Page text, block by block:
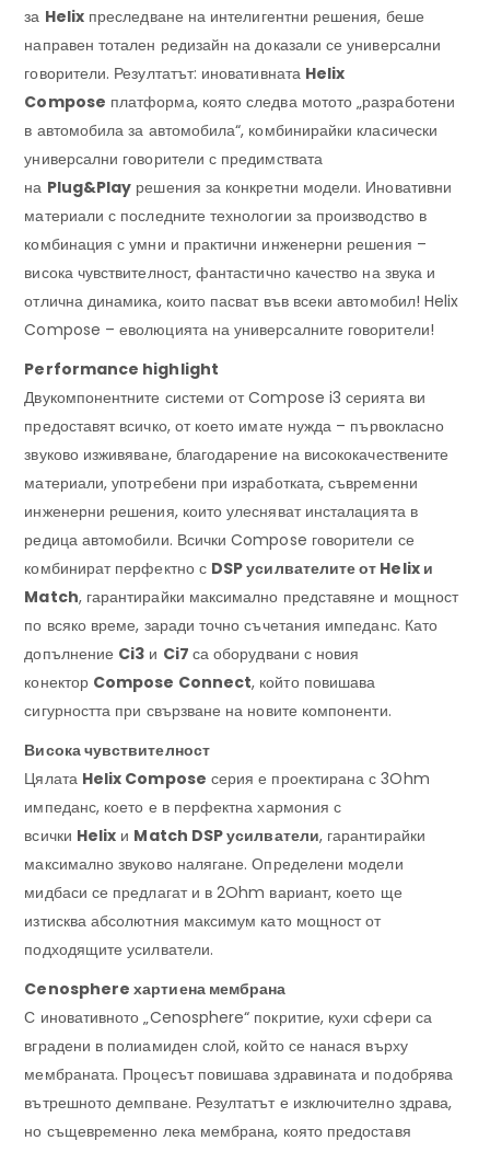
за Helixпреследване на интелигентни решения, беше
направен тотален редизайн на доказали се универсални
говорители. Резултатът: иновативната Helix
Compose платформа, която следва мотото „разработени
в автомобила за автомобила“, комбинирайки класически
универсални говорители с предимствата
на Plug&Play решения за конкретни модели. Иновативни
материали с последните технологии за производство в
комбинация с умни и практични инженерни решения –
висока чувствителност, фантастично качество на звука и
отлична динамика, които пасват във всеки автомобил! Helix
Compose – еволюцията на универсалните говорители!
Performance highlight
Двукомпонентните системи от Compose i3 серията ви
предоставят всичко, от което имате нужда – първокласно
звуково изживяване, благодарение на висококачествените
материали, употребени при изработката, съвременни
инженерни решения, които улесняват инсталацията в
редица автомобили. Всички Compose говорители се
комбинират перфектно с DSP усилвателите от Helix и
Match, гарантирайки максимално представяне и мощност
по всяко време, заради точно съчетания импеданс. Като
допълнение Ci3 и Ci7 са оборудвани с новия
конектор Compose Connect, който повишава
сигурността при свързване на новите компоненти.
Висока чувствителност
Цялата Helix Compose серия е проектирана с 3Ohm
импеданс, което е в перфектна хармония с
всички Helix и Match DSP усилватели, гарантирайки
максимално звуково налягане. Определени модели
мидбаси се предлагат и в 2Ohm вариант, което ще
изтисква абсолютния максимум като мощност от
подходящите усилватели.
Cenosphere хартиена мембрана
С иновативното „Cenosphere“ покритие, кухи сфери са
вградени в полиамиден слой, който се нанася върху
мембраната. Процесът повишава здравината и подобрява
вътрешното демпване. Резултатът е изключително здрава,
но същевременно лека мембрана, която предоставя